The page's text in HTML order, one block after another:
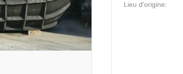
Lieu d'origine: